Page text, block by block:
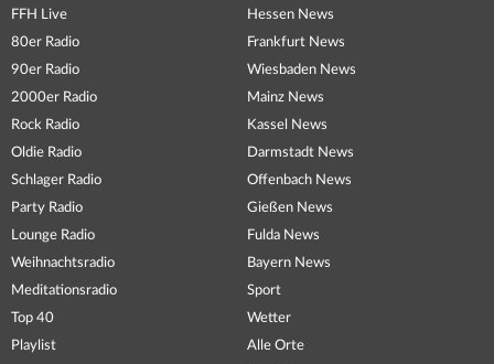
FFH Live
80er Radio
90er Radio
2000er Radio
Rock Radio
Oldie Radio
Schlager Radio
Party Radio
Lounge Radio
Weihnachtsradio
Meditationsradio
Top 40
Playlist
Hessen News
Frankfurt News
Wiesbaden News
Mainz News
Kassel News
Darmstadt News
Offenbach News
Gießen News
Fulda News
Bayern News
Sport
Wetter
Alle Orte